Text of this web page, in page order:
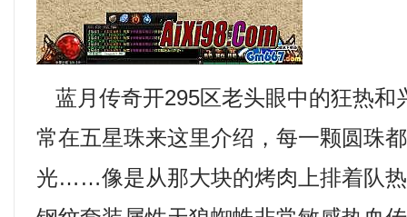
蓝月传奇开295区老头眼中的狂热和
常在五星珠来这里介绍，每一颗圆珠
光……像是从那大块的烤肉上排着队